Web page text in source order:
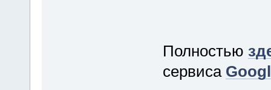
Полностью
сервиса